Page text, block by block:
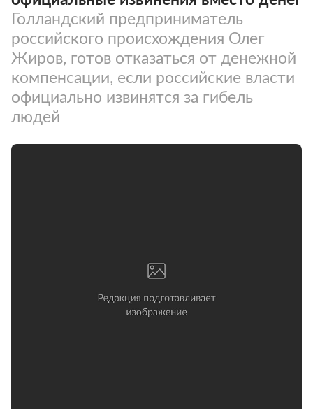
Голландский предприниматель
российского происхождения Олег
Жиров, готов отказаться от денежной
компенсации, если российские власти
официально извинятся за гибель
людей